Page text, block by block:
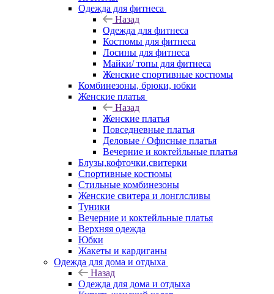
Одежда для фитнеса
Назад
Одежда для фитнеса
Костюмы для фитнеса
Лосины для фитнеса
Майки/ топы для фитнеса
Женские спортивные костюмы
Комбинезоны, брюки, юбки
Женские платья
Назад
Женские платья
Повседневные платья
Деловые / Офисные платья
Вечерние и коктейльные платья
Блузы,кофточки,свитерки
Спортивные костюмы
Стильные комбинезоны
Женские свитера и лонглсливы
Туники
Вечерние и коктейльные платья
Верхняя одежда
Юбки
Жакеты и кардиганы
Одежда для дома и отдыха
Назад
Одежда для дома и отдыха